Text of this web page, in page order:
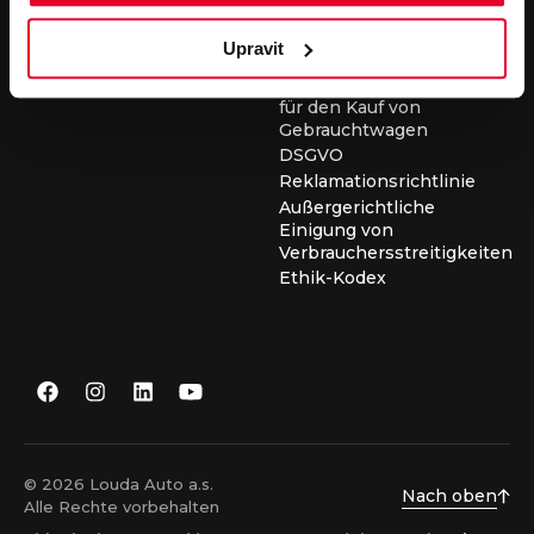
Upravit
für die Durchführung von
Allgemeine
Geschäftsbedingungen
für den Kauf von
Gebrauchtwagen
DSGVO
Reklamationsrichtlinie
Außergerichtliche
Einigung von
Verbrauchersstreitigkeiten
Ethik-Kodex
© 2026 Louda Auto a.s.
Alle Rechte vorbehalten
Nach oben